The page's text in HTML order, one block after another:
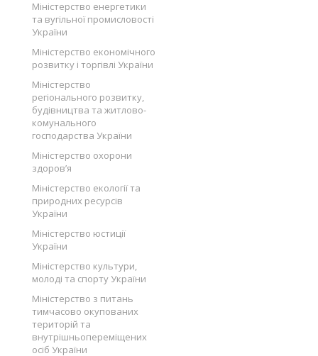
Міністерство енергетики
та вугільної промисловості
України
Міністерство економічного
розвитку і торгівлі України
Міністерство
регіонального розвитку,
будівництва та житлово-
комунального
господарства України
Міністерство охорони
здоров’я
Міністерство екології та
природних ресурсів
України
Міністерство юстиції
України
Міністерство культури,
молоді та спорту України
Міністерство з питань
тимчасово окупованих
територій та
внутрішньопереміщених
осіб України